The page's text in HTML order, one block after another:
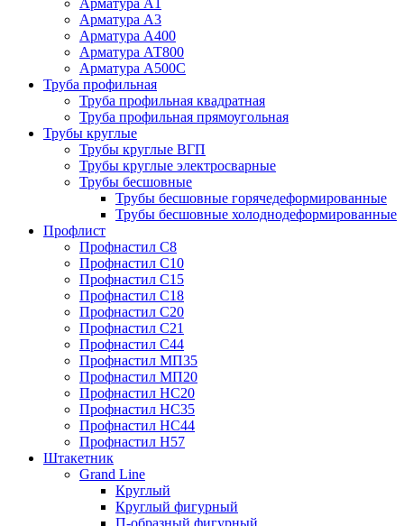
Арматура А1
Арматура А3
Арматура А400
Арматура АТ800
Арматура А500С
Труба профильная
Труба профильная квадратная
Труба профильная прямоугольная
Трубы круглые
Трубы круглые ВГП
Трубы круглые электросварные
Трубы бесшовные
Трубы бесшовные горячедеформированные
Трубы бесшовные холоднодеформированные
Профлист
Профнастил С8
Профнастил С10
Профнастил С15
Профнастил С18
Профнастил С20
Профнастил С21
Профнастил С44
Профнастил МП35
Профнастил МП20
Профнастил НС20
Профнастил НС35
Профнастил НС44
Профнастил Н57
Штакетник
Grand Line
Круглый
Круглый фигурный
П-образный фигурный